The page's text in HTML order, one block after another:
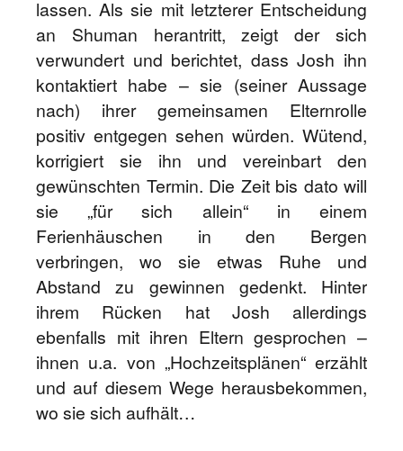
lassen. Als sie mit letzterer Entscheidung
an Shuman herantritt, zeigt der sich
verwundert und berichtet, dass Josh ihn
kontaktiert habe – sie (seiner Aussage
nach) ihrer gemeinsamen Elternrolle
positiv entgegen sehen würden. Wütend,
korrigiert sie ihn und vereinbart den
gewünschten Termin. Die Zeit bis dato will
sie „für sich allein“ in einem
Ferienhäuschen in den Bergen
verbringen, wo sie etwas Ruhe und
Abstand zu gewinnen gedenkt. Hinter
ihrem Rücken hat Josh allerdings
ebenfalls mit ihren Eltern gesprochen –
ihnen u.a. von „Hochzeitsplänen“ erzählt
und auf diesem Wege herausbekommen,
wo sie sich aufhält…